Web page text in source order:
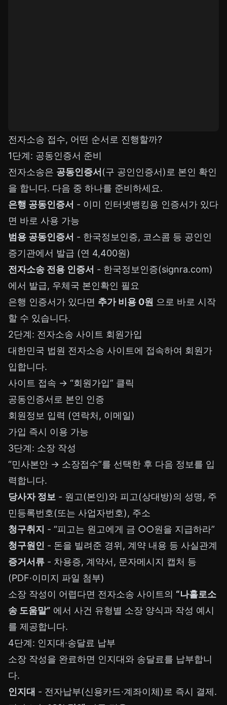
전자소송 접수, 어떤 순서로 진행할까?
1단계: 공동인증서 준비
전자소송은 공동인증서 (구 공인인증서)로 본인 확인
을 합니다. 다음 중 하나를 준비하세요.
은행 공동인증서 - 이미 인터넷뱅킹용 인증서가 있다
면 바로 사용 가능
범용 공동인증서 - 한국정보인증, 코스콤 등 공인인
증기관에서 발급 (연 4,400원)
전자소송 전용 인증서 - 한국정보인증(signra.com)
에서 발급, 우체국 본인확인 필요
은행 인증서가 있다면 추가 비용 0원 으로 바로 시작
할 수 있습니다.
2단계: 전자소송 사이트 회원가입
대한민국 법원 전자소송 사이트에 접속하여 회원가
입합니다.
사이트 접속 → “회원가입” 클릭
공동인증서로 본인 인증
회원정보 입력 (연락처, 이메일)
가입 즉시 이용 가능
3단계: 소장 작성
“민사본안 → 소장접수”를 선택한 후 다음 정보를 입
력합니다.
당사자 정보 - 원고(본인)와 피고(상대방)의 성명, 주
민등록번호(또는 사업자번호), 주소
청구취지 - “피고는 원고에게 금 ○○원을 지급하라”
청구원인 - 돈을 빌려준 경위, 계약 내용 등 사실관계
증거서류 - 차용증, 계약서, 문자메시지 캡처 등
(PDF·이미지 파일 첨부)
소장 작성이 어렵다면 전자소송 사이트의 “나홀로소
송 도움말” 에서 사건 유형별 소장 양식과 작성 예시
를 제공합니다.
4단계: 인지대·송달료 납부
소장 작성을 완료하면 인지대와 송달료를 납부합니
다.
인지대 - 전자납부(신용카드·계좌이체)로 즉시 결제.